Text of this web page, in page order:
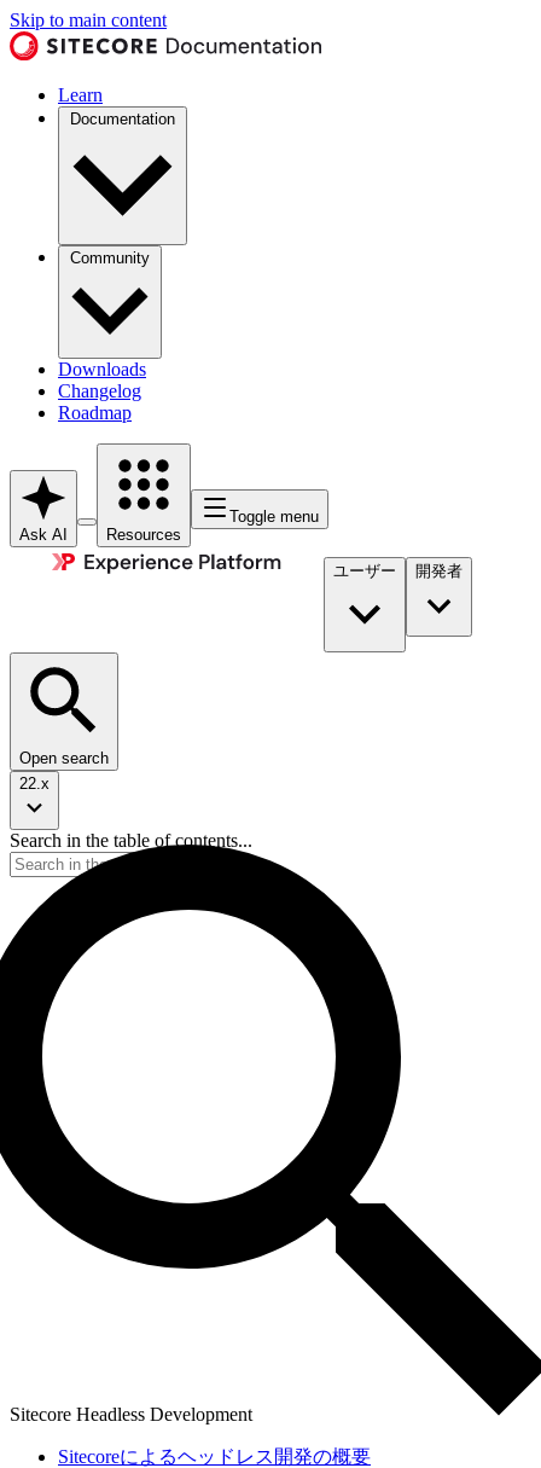
Skip to main content
Learn
Documentation
Community
Downloads
Changelog
Roadmap
Ask AI Resources
Toggle menu
ユーザー 開発者​
Open search
22.x
Search in the table of contents...
Sitecore Headless Development
Sitecoreによるヘッドレス開発の概要